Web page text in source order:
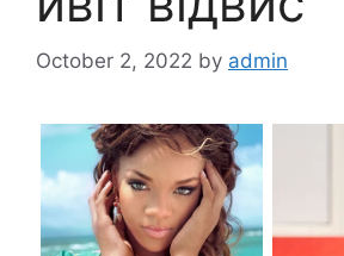
October 2, 2022 by admin